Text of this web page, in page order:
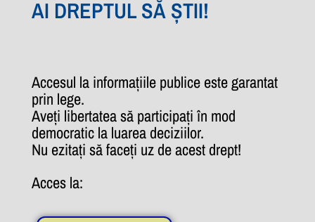
AI DREPTUL SĂ ȘTII!
Accesul la informațiile publice este garantat
prin lege.
Aveți libertatea să participați în mod
democratic la luarea deciziilor.
Nu ezitați să faceți uz de acest drept!
Acces la: